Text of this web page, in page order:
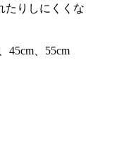
たりしにくくな
45cm、55cm